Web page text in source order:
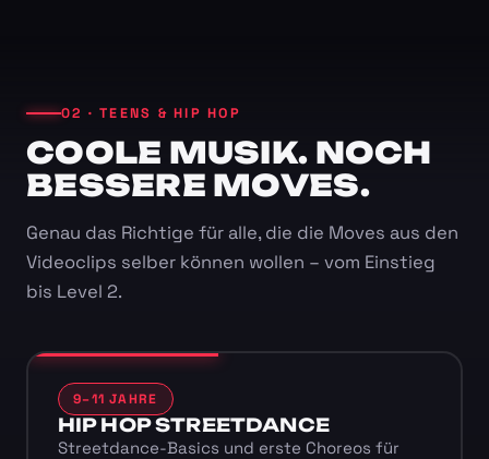
02 · TEENS & HIP HOP
COOLE MUSIK. NOCH
BESSERE MOVES.
Genau das Richtige für alle, die die Moves aus den
Videoclips selber können wollen – vom Einstieg
bis Level 2.
9–11 JAHRE
HIP HOP STREETDANCE
Streetdance-Basics und erste Choreos für